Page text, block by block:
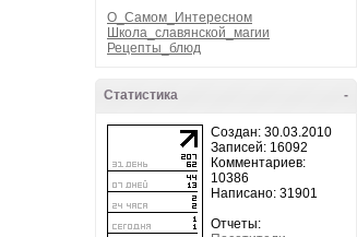
О_Самом_Интересном
Школа_славянской_магии
Рецепты_блюд
-
Статистика
Создан: 30.03.2010
Записей: 16092
Комментариев:
10386
Написано: 31901
Отчеты: